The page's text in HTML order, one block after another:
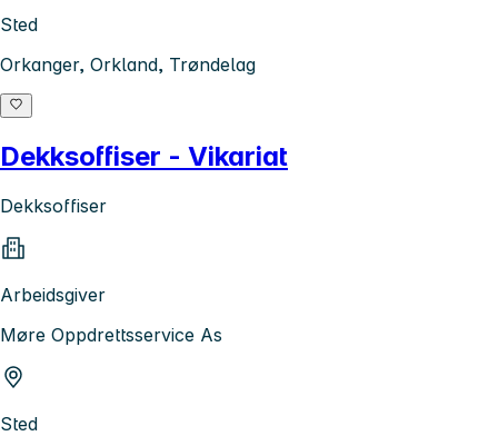
Sted
Orkanger, Orkland, Trøndelag
Dekksoffiser - Vikariat
Dekksoffiser
Arbeidsgiver
Møre Oppdrettsservice As
Sted